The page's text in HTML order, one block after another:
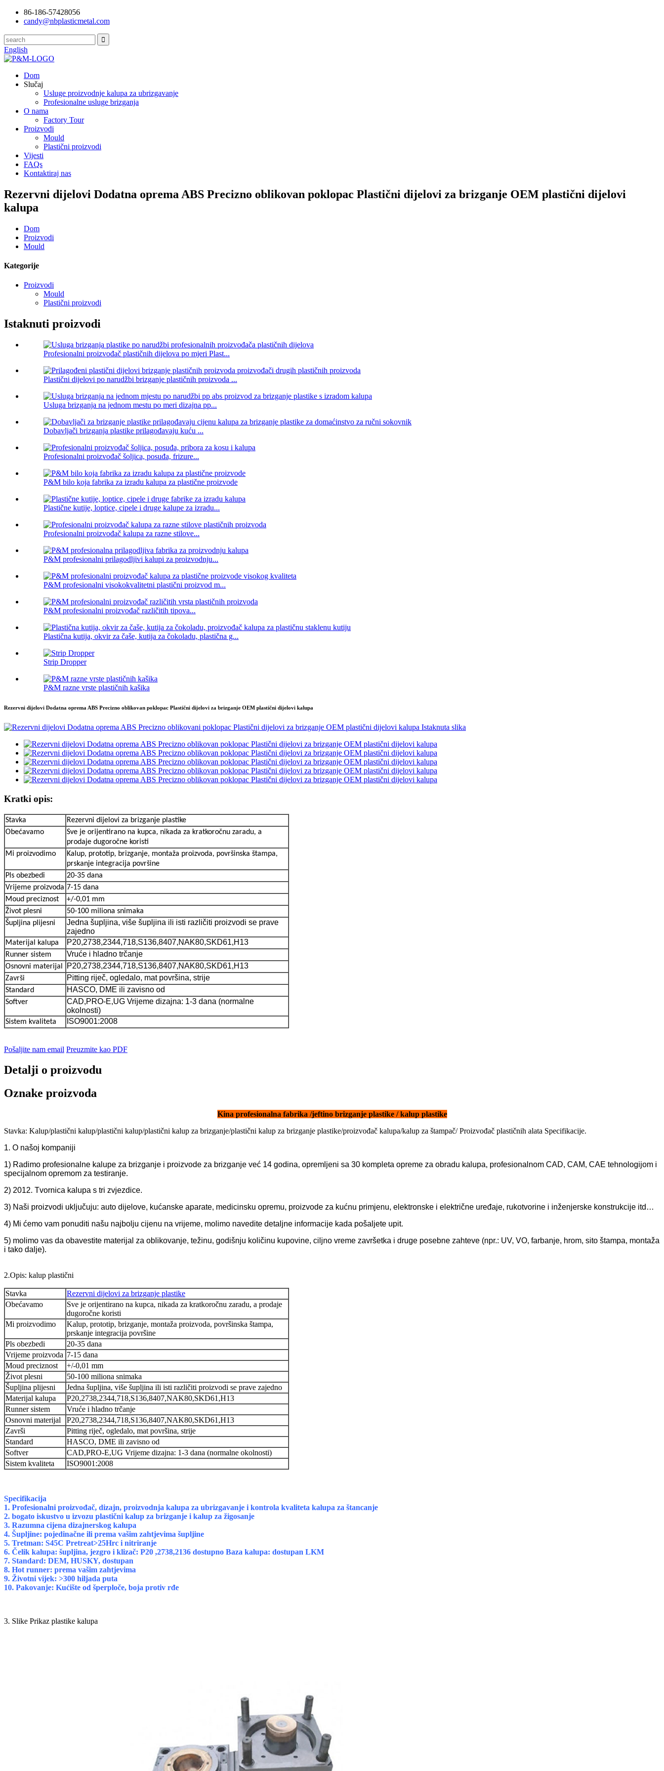
86-186-57428056
candy@nbplasticmetal.com
English
Dom
Slučaj
Usluge proizvodnje kalupa za ubrizgavanje
Profesionalne usluge brizganja
O nama
Factory Tour
Proizvodi
Mould
Plastični proizvodi
Vijesti
FAQs
Kontaktiraj nas
Rezervni dijelovi Dodatna oprema ABS Precizno oblikovan poklopac Plastični dijelovi za brizganje OEM plastični dijelovi
kalupa
Dom
Proizvodi
Mould
Kategorije
Proizvodi
Mould
Plastični proizvodi
Istaknuti proizvodi
Profesionalni proizvođač plastičnih dijelova po mjeri Plast...
Plastični dijelovi po narudžbi brizganje plastičnih proizvoda ...
Usluga brizganja na jednom mestu po meri dizajna pp...
Dobavljači brizganja plastike prilagođavaju kuću ...
Profesionalni proizvođač šoljica, posuđa, frizure...
P&M bilo koja fabrika za izradu kalupa za plastične proizvode
Plastične kutije, loptice, cipele i druge kalupe za izradu...
Profesionalni proizvođač kalupa za razne stilove...
P&M profesionalni prilagodljivi kalupi za proizvodnju...
P&M profesionalni visokokvalitetni plastični proizvod m...
P&M profesionalni proizvođač različitih tipova...
Plastična kutija, okvir za čaše, kutija za čokoladu, plastična g...
Strip Dropper
P&M razne vrste plastičnih kašika
Rezervni dijelovi Dodatna oprema ABS Precizno oblikovan poklopac Plastični dijelovi za brizganje OEM plastični dijelovi kalupa
Kratki opis:
Stavka
Rezervni dijelovi za brizganje plastike
Obećavamo
Sve je orijentirano na kupca, nikada za kratkoročnu zaradu, a
prodaje dugoročne koristi
Mi proizvodimo
Kalup, prototip, brizganje, montaža proizvoda, površinska štampa,
prskanje integracija površine
Pls obezbedi
20-35 dana
Vrijeme proizvoda 7-15 dana
Moud preciznost
+/-0,01 mm
Život plesni
50-100 miliona snimaka
Šupljina plijesni
Jedna šupljina, više šupljina ili isti različiti proizvodi se prave
zajedno
Materijal kalupa P20,2738,2344,718,S136,8407,NAK80,SKD61,H13
Runner sistem Vruće i hladno trčanje
Osnovni materijal P20,2738,2344,718,S136,8407,NAK80,SKD61,H13
Završi Pitting riječ, ogledalo, mat površina, strije
Standard HASCO, DME ili zavisno od
Softver
CAD,PRO-E,UG Vrijeme dizajna: 1-3 dana (normalne
okolnosti)
Sistem kvaliteta ISO9001:2008
Pošaljite nam email Preuzmite kao PDF
Detalji o proizvodu
Oznake proizvoda
Kina profesionalna fabrika /jeftino brizganje plastike / kalup plastike
Stavka: Kalup/plastični kalup/plastični kalup/plastični kalup za brizganje/plastični kalup za brizganje plastike/proizvođač kalupa/kalup za štampač/ Proizvođač plastičnih alata Specifikacije.
1. O našoj kompaniji
1) Radimo profesionalne kalupe za brizganje i proizvode za brizganje već 14 godina, opremljeni sa 30 kompleta opreme za obradu kalupa, profesionalnom CAD, CAM, CAE tehnologijom i
specijalnom opremom za testiranje.
2) 2012. Tvornica kalupa s tri zvjezdice.
3) Naši proizvodi uključuju: auto dijelove, kućanske aparate, medicinsku opremu, proizvode za kućnu primjenu, elektronske i električne uređaje, rukotvorine i inženjerske konstrukcije itd…
4) Mi ćemo vam ponuditi našu najbolju cijenu na vrijeme, molimo navedite detaljne informacije kada pošaljete upit.
5) molimo vas da obavestite materijal za oblikovanje, težinu, godišnju količinu kupovine, ciljno vreme završetka i druge posebne zahteve (npr.: UV, VO, farbanje, hrom, sito štampa, montaža
i tako dalje).
2.Opis: kalup plastični
Stavka
Rezervni dijelovi za brizganje plastike
Obećavamo
Sve je orijentirano na kupca, nikada za kratkoročnu zaradu, a prodaje
dugoročne koristi
Mi proizvodimo
Kalup, prototip, brizganje, montaža proizvoda, površinska štampa,
prskanje integracija površine
Pls obezbedi
20-35 dana
Vrijeme proizvoda 7-15 dana
Moud preciznost
+/-0,01 mm
Život plesni
50-100 miliona snimaka
Šupljina plijesni
Jedna šupljina, više šupljina ili isti različiti proizvodi se prave zajedno
Materijal kalupa
P20,2738,2344,718,S136,8407,NAK80,SKD61,H13
Runner sistem
Vruće i hladno trčanje
Osnovni materijal
P20,2738,2344,718,S136,8407,NAK80,SKD61,H13
Završi
Pitting riječ, ogledalo, mat površina, strije
Standard
HASCO, DME ili zavisno od
Softver
CAD,PRO-E,UG Vrijeme dizajna: 1-3 dana (normalne okolnosti)
Sistem kvaliteta
ISO9001:2008
Specifikacija
1. Profesionalni proizvođač, dizajn, proizvodnja kalupa za ubrizgavanje i kontrola kvaliteta kalupa za štancanje
2. bogato iskustvo u izvozu plastični kalup za brizganje i kalup za žigosanje
3. Razumna cijena dizajnerskog kalupa
4. Šupljine: pojedinačne ili prema vašim zahtjevima šupljine
5. Tretman: S45C Pretreat>25Hrc i nitriranje
6. Čelik kalupa: šupljina, jezgro i klizač: P20 ,2738,2136 dostupno Baza kalupa: dostupan LKM
7. Standard: DEM, HUSKY, dostupan
8. Hot runner: prema vašim zahtjevima
9. Životni vijek: >300 hiljada puta
10. Pakovanje: Kućište od šperploče, boja protiv rđe
3. Slike Prikaz plastike kalupa